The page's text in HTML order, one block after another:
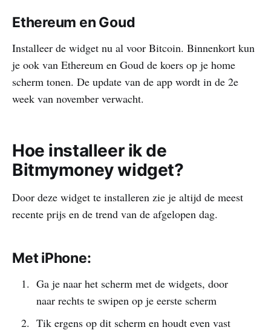
Ethereum en Goud
Installeer de widget nu al voor Bitcoin. Binnenkort kun
je ook van Ethereum en Goud de koers op je home
scherm tonen. De update van de app wordt in de 2e
week van november verwacht.
Hoe installeer ik de
Bitmymoney widget?
Door deze widget te installeren zie je altijd de meest
recente prijs en de trend van de afgelopen dag.
Met iPhone:
Ga je naar het scherm met de widgets, door
naar rechts te swipen op je eerste scherm
Tik ergens op dit scherm en houdt even vast